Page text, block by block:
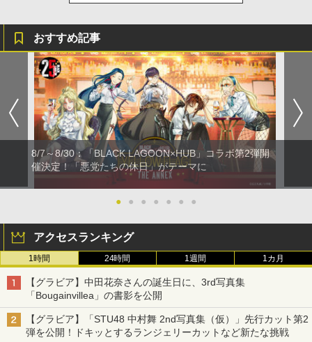
おすすめ記事
8/7～8/30：「BLACK LAGOON×HUB」コラボ第2弾開
催決定！「悪党たちの休日」がテーマに
● ● ● ● ● ● ●
アクセスランキング
1時間 24時間 1週間 1カ月
【グラビア】中田花奈さんの誕生日に、3rd写真集
「Bougainvillea」の書影を公開
【グラビア】「STU48 中村舞 2nd写真集（仮）」先行カット第2
弾を公開！ドキッとするランジェリーカットなど新たな挑戦